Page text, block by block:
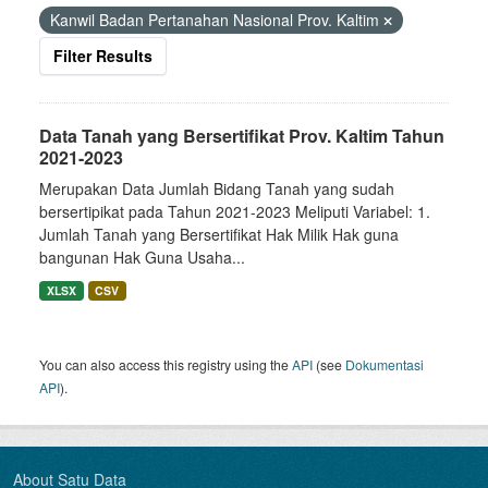
Kanwil Badan Pertanahan Nasional Prov. Kaltim
Filter Results
Data Tanah yang Bersertifikat Prov. Kaltim Tahun
2021-2023
Merupakan Data Jumlah Bidang Tanah yang sudah
bersertipikat pada Tahun 2021-2023 Meliputi Variabel: 1.
Jumlah Tanah yang Bersertifikat Hak Milik Hak guna
bangunan Hak Guna Usaha...
XLSX CSV
You can also access this registry using theAPI (see Dokumentasi
API).
About Satu Data